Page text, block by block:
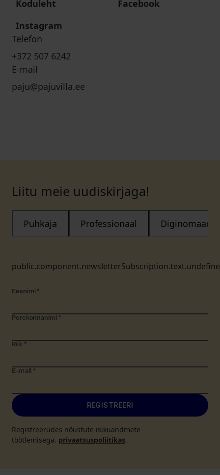
Koduleht
Facebook
Instagram
Telefon
+372 507 6242
E-mail
paju@pajuvilla.ee
Liitu meie uudiskirjaga!
Puhkaja Professionaal Diginomaad
Eesnimi *
Perekonnanimi *
Riik *
E-mail *
REGISTREERI
Registreerudes nõustute isikuandmete
töötlemisega. privaatsuspoliitikas.